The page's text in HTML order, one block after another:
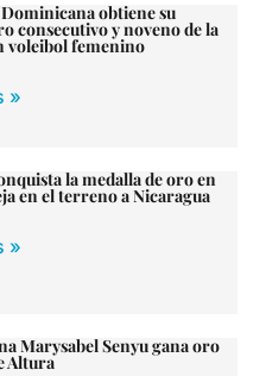
obtiene su
consecutivo y noveno de la
voleibol femenino
»
la medalla de oro en
en el terreno a Nicaragua
»
Marysabel Senyu gana oro
Altura